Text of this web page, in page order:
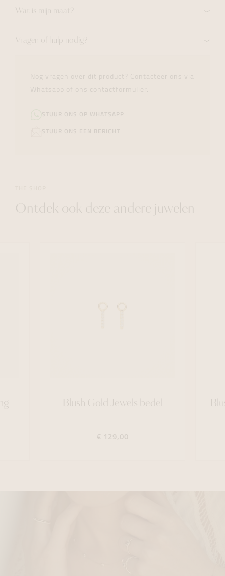
Wat is mijn maat?
Vragen of hulp nodig?
Ontdek ook deze andere juwelen
Blush Gold Jewels bedel
€ 129,00